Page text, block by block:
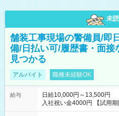
未読
舗装工事現場の警備員/即
備/日払い可/履歴書・面接
見つかる
アルバイト 職種未経験OK
給与
日給10,000円～13,500円
入社祝い金